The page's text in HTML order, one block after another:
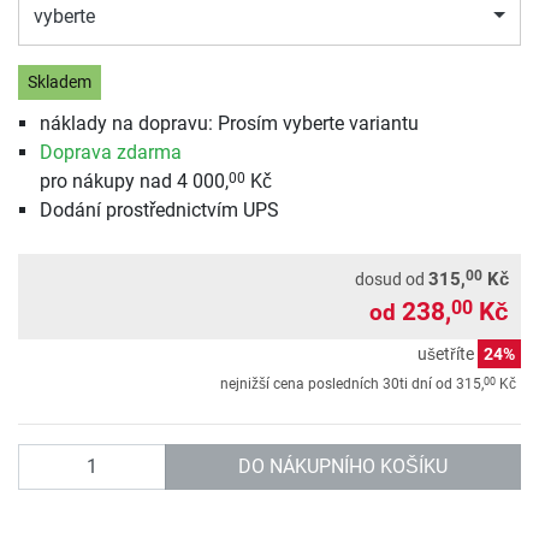
vyberte
Skladem
náklady na dopravu: Prosím vyberte variantu
Doprava zdarma
pro nákupy nad 4 000,00 Kč
Dodání prostřednictvím UPS
dosud od 315,00 Kč
od 238,00 Kč
ušetříte 24%
nejnižší cena posledních 30ti dní od 315,00 Kč
DO NÁKUPNÍHO KOŠÍKU